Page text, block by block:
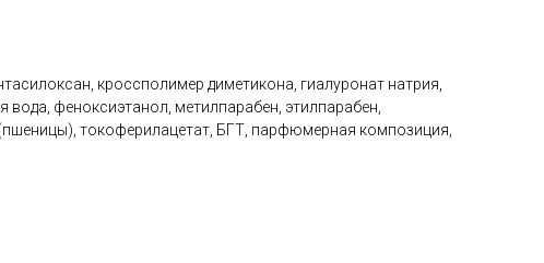
кроссполимер диметикона, гиалуронат натрия,
феноксиэтанол, метилпарабен, этилпарабен,
токоферилацетат, БГТ, парфюмерная композиция,